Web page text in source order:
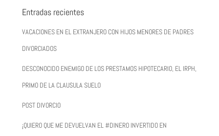
Entradas recientes
VACACIONES EN EL EXTRANJERO CON HIJOS MENORES DE PADRES
DIVORCIADOS
DESCONOCIDO ENEMIGO DE LOS PRESTAMOS HIPOTECARIO, EL IRPH,
PRIMO DE LA CLAUSULA SUELO
POST DIVORCIO
¡QUIERO QUE ME DEVUELVAN EL #DINERO INVERTIDO EN